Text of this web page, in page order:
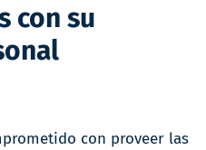
con su
con proveer las